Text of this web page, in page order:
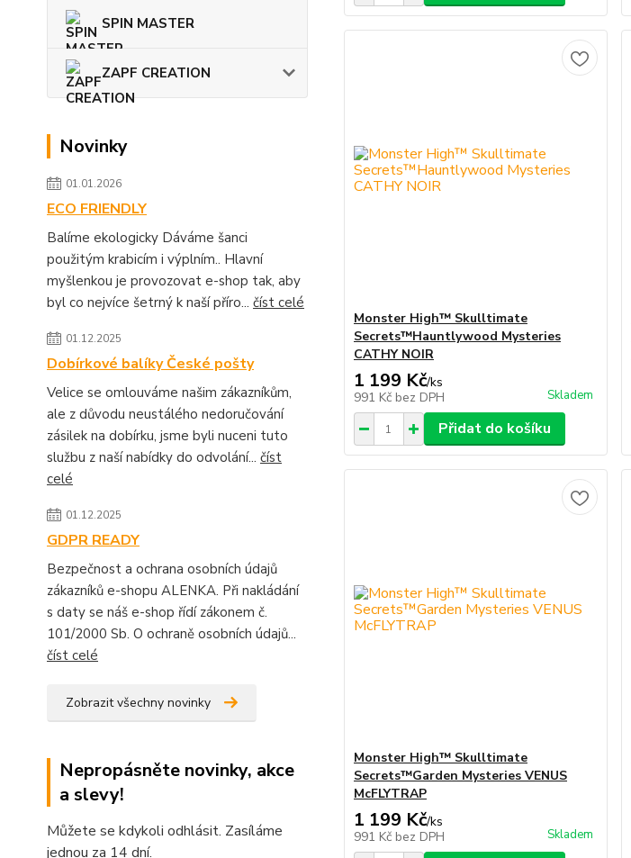
SPIN MASTER
ZAPF CREATION
Novinky
01.01.2026
ECO FRIENDLY
Balíme ekologicky Dáváme šanci
použitým krabicím i výplním.. Hlavní
myšlenkou je provozovat e-shop tak, aby
byl co nejvíce šetrný k naší příro... číst celé
01.12.2025
Dobírkové balíky České pošty
Velice se omlouváme našim zákazníkům,
ale z důvodu neustálého nedoručování
zásilek na dobírku, jsme byli nuceni tuto
službu z naší nabídky do odvolání... číst
celé
01.12.2025
GDPR READY
Bezpečnost a ochrana osobních údajů
zákazníků e-shopu ALENKA. Při nakládání
s daty se náš e-shop řídí zákonem č.
101/2000 Sb. O ochraně osobních údajů...
číst celé
Zobrazit všechny novinky
Nepropásněte novinky, akce
a slevy!
Můžete se kdykoli odhlásit. Zasíláme
jednou za 14 dní.
Monster High™ Skulltimate
Secrets™Hauntlywood Mysteries
CATHY NOIR
1 199 Kč/ks
991 Kč bez DPH Skladem
Přidat do košíku
Monster High™ Skulltimate
Secrets™Garden Mysteries VENUS
McFLYTRAP
1 199 Kč/ks
991 Kč bez DPH Skladem